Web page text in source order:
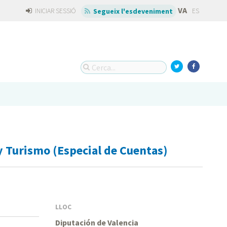
INICIAR SESSIÓ Segueix l'esdeveniment VA ES
Turismo (Especial de Cuentas)
LLOC
Diputación de Valencia